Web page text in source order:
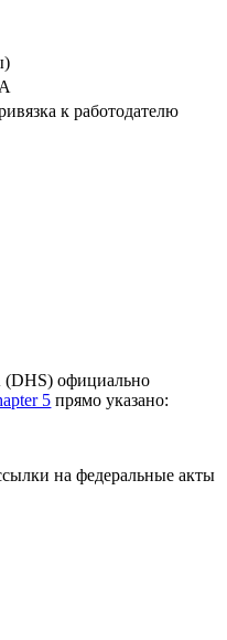
к работодателю
(DHS) официально
5 прямо указано:
на федеральные акты